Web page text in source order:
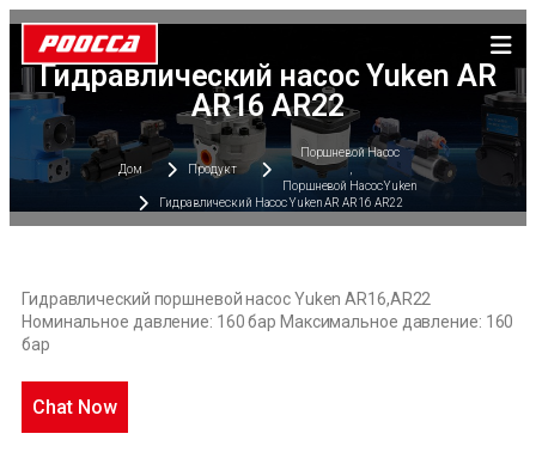
Гидравлический насос Yuken AR
AR16 AR22
Дом Продукт
Поршневой Насос
Поршневой Насос Yuken
Гидравлический Насос Yuken AR AR16 AR22
Гидравлический поршневой насос Yuken AR16,AR22
Номинальное давление: 160 бар Максимальное давление: 160
бар
Chat Now